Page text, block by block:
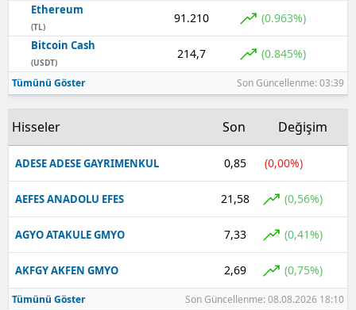
Uşak
Van
Yozgat
Zonguldak
Bayburt
Karaman
Kırıkkale
Batman
Ethereum
(TL)
91.210 (0.963%)
Bitcoin Cash
(USDT)
214,7 (0.845%)
Tümünü Göster Son Güncellenme: 03:39
Hisseler Son Değişim
ADESE ADESE GAYRIMENKUL 0,85 (0,00%)
AEFES ANADOLU EFES 21,58 (0,56%)
AGYO ATAKULE GMYO 7,33 (0,41%)
AKFGY AKFEN GMYO 2,69 (0,75%)
Tümünü Göster Son Güncellenme: 08.08.2026 18:10